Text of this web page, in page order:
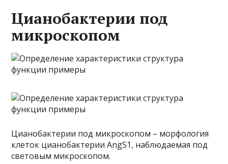
Цианобактерии под
микроскопом
Цианобактерии под микроскопом – морфология
клеток цианобактерии AngS1, наблюдаемая под
световым микроскопом.